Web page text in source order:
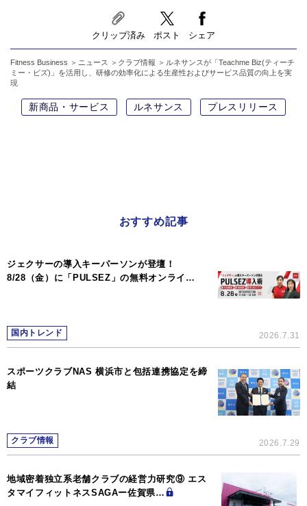
クリップ済み ポスト シェア
Fitness Business ニュース クラブ情報
ルネサンスが「Teachme Biz(ティーチ
ミー・ビズ)」を活用し、研修の効率化による生産性およびサービス品質の向上を実
現
新商品・サービス ルネサンス プレスリリース
おすすめ記事
ジェクサーの導入キーパーソンが登壇！
8/28（金）に「PULSEZ」の無料オンライ…
国内トレンド 2026.7.31
スポーツクラブNAS 横浜市と包括連携協定を締
結
クラブ情報 2026.7.29
地域密着独立系老舗クラブの経営力研究⑨ エス
タマイフィットネスSAGAー佐賀県…